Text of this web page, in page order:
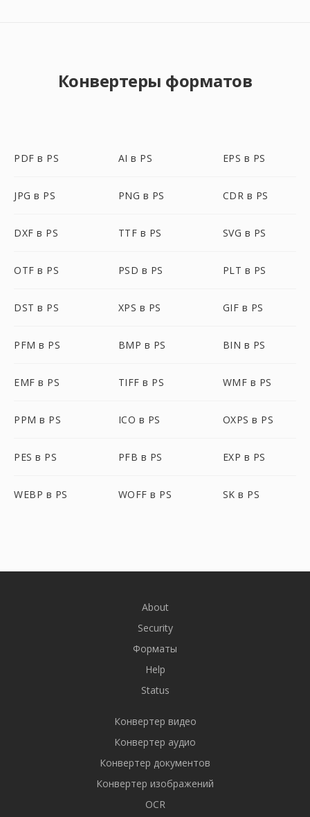
Конвертеры форматов
PDF в PS AI в PS EPS в PS
JPG в PS PNG в PS CDR в PS
DXF в PS TTF в PS SVG в PS
OTF в PS PSD в PS PLT в PS
DST в PS XPS в PS GIF в PS
PFM в PS BMP в PS BIN в PS
EMF в PS TIFF в PS WMF в PS
PPM в PS ICO в PS OXPS в PS
PES в PS PFB в PS EXP в PS
WEBP в PS WOFF в PS SK в PS
About
Security
Форматы
Help
Status
Конвертер видео
Конвертер аудио
Конвертер документов
Конвертер изображений
OCR